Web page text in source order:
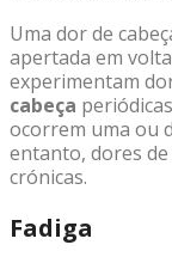
Uma dor de
apertada em
experimentam
cabeça
ocorrem uma ou
entanto, dores
crónicas.
Fadiga